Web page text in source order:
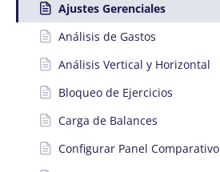
Ajustes Gerenciales
Análisis de Gastos
Análisis Vertical y Horizontal
Bloqueo de Ejercicios
Carga de Balances
Configurar Panel Comparativo